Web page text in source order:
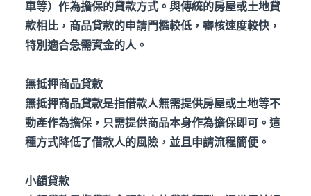
車等）作為擔保的貸款方式。與傳統的房屋或土地貸
款相比，商品貸款的申請門檻較低，審核速度較快，
特別適合急需資金的人。
無抵押商品貸款
無抵押商品貸款是指借款人無需提供房屋或土地等不
動產作為擔保，只需提供商品本身作為擔保即可。這
種方式降低了借款人的風險，並且申請流程簡便。
小額貸款